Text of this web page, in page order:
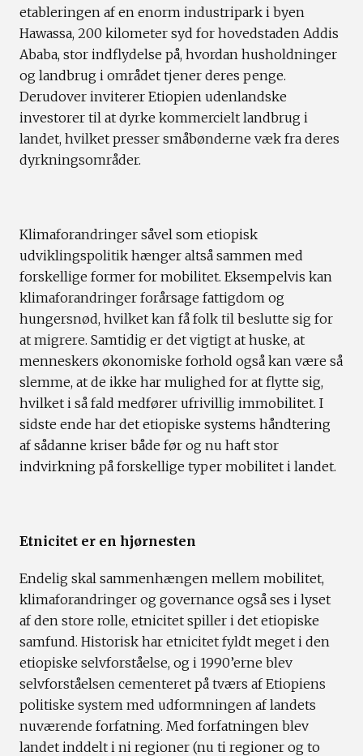
etableringen af en enorm industripark i byen
Hawassa, 200 kilometer syd for hovedstaden Addis
Ababa, stor indflydelse på, hvordan husholdninger
og landbrug i området tjener deres penge.
Derudover inviterer Etiopien udenlandske
investorer til at dyrke kommercielt landbrug i
landet, hvilket presser småbønderne væk fra deres
dyrkningsområder.
Klimaforandringer såvel som etiopisk
udviklingspolitik hænger altså sammen med
forskellige former for mobilitet. Eksempelvis kan
klimaforandringer forårsage fattigdom og
hungersnød, hvilket kan få folk til beslutte sig for
at migrere. Samtidig er det vigtigt at huske, at
menneskers økonomiske forhold også kan være så
slemme, at de ikke har mulighed for at flytte sig,
hvilket i så fald medfører ufrivillig immobilitet. I
sidste ende har det etiopiske systems håndtering
af sådanne kriser både før og nu haft stor
indvirkning på forskellige typer mobilitet i landet.
Etnicitet er en hjørnesten
Endelig skal sammenhængen mellem mobilitet,
klimaforandringer og governance også ses i lyset
af den store rolle, etnicitet spiller i det etiopiske
samfund. Historisk har etnicitet fyldt meget i den
etiopiske selvforståelse, og i 1990’erne blev
selvforståelsen cementeret på tværs af Etiopiens
politiske system med udformningen af landets
nuværende forfatning. Med forfatningen blev
landet inddelt i ni regioner (nu ti regioner og to